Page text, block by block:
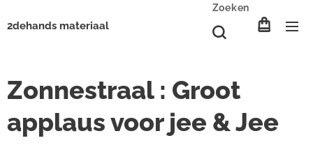
2dehands materiaal
Zoeken
Zonnestraal : Groot
applaus voor jee & Jee